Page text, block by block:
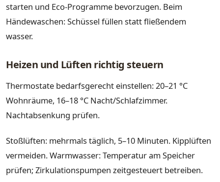
starten und Eco-Programme bevorzugen. Beim
Händewaschen: Schüssel füllen statt fließendem
wasser.
Heizen und Lüften richtig steuern
Thermostate bedarfsgerecht einstellen: 20–21 °C
Wohnräume, 16–18 °C Nacht/Schlafzimmer.
Nachtabsenkung prüfen.
Stoßlüften: mehrmals täglich, 5–10 Minuten. Kipplüften
vermeiden. Warmwasser: Temperatur am Speicher
prüfen; Zirkulationspumpen zeitgesteuert betreiben.